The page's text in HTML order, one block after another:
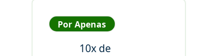
Por Apenas
10x de